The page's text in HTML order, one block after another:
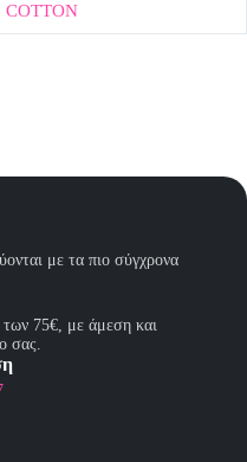
COTTON
με τα πιο σύγχρονα
των 75€, με άμεση και
σας.